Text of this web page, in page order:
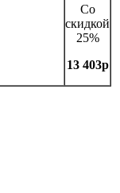
Со
скидкой
25%
13 403р